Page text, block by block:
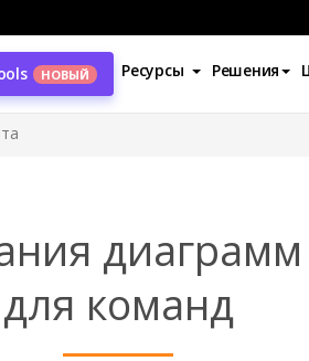
НОВЫЙ Ресурсы Решения
для команд